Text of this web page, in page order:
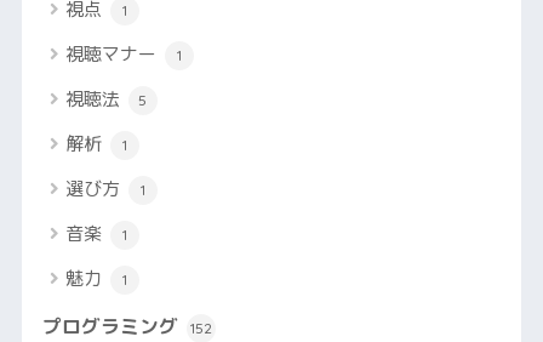
視点 1
視聴マナー 1
視聴法 5
解析 1
選び方 1
音楽 1
魅力 1
プログラミング 152